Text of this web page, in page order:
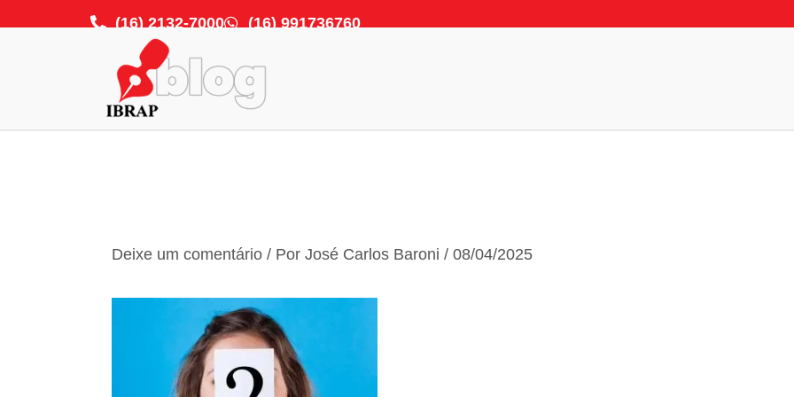
(16) 2132-7000 (16) 991736760
Deixe um comentário / Por José Carlos Baroni / 08/04/2025